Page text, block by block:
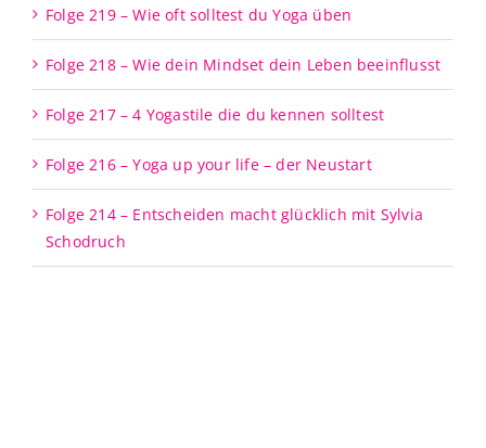
Folge 219 – Wie oft solltest du Yoga üben
Folge 218 – Wie dein Mindset dein Leben beeinflusst
Folge 217 – 4 Yogastile die du kennen solltest
Folge 216 – Yoga up your life – der Neustart
Folge 214 – Entscheiden macht glücklich mit Sylvia
Schodruch